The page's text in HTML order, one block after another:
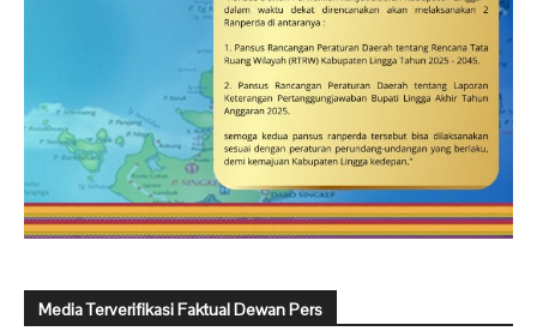
Media Terverifikasi Faktual Dewan Pers